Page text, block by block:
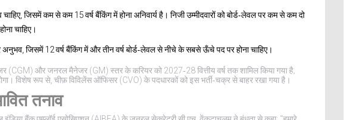
जिसमें कम से कम 15 वर्ष बैंकिंग में होना अनिवार्य है। निजी उम्मीदवारों को बोर्ड‑लेवल पर कम से कम दो
चाहिए।
जिसमें 12 वर्ष बैंकिंग में और तीन वर्ष बोर्ड‑लेवल से नीचे के सबसे ऊँचे पद पर होना चाहिए।
(CGM) और जनरल मैनेजर (GM) स्तर के करियर को 2027‑28 वित्तीय वर्ष तक शामिल किया गया है;
विशेष रूप से, चीफ़ विविलेंस ऑफिसर (CVO) के पदधारकों को इस भर्ती‑चक्र से बाहर रखा गया है।
तनाव